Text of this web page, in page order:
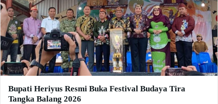
Bupati Heriyus Resmi Buka Festival Budaya Tira
Tangka Balang 2026